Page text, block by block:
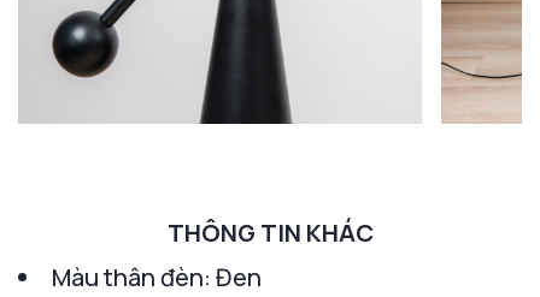
THÔNG TIN KHÁC
Màu thân đèn: Đen